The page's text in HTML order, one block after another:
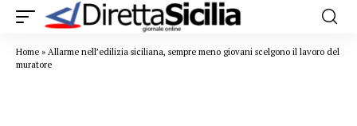
Home » Allarme nell’edilizia siciliana, sempre meno giovani scelgono il lavoro del
muratore